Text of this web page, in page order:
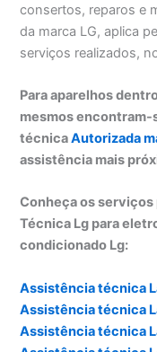
consertos, reparos e
da marca LG, aplica
serviços realizados,
Para aparelhos
mesmos encontram-
técnicaAutorizada
assistência mais
Conheça os
Técnica Lg para
condicionado Lg:
Assistência técnica
Assistência técnica
Assistência técnica